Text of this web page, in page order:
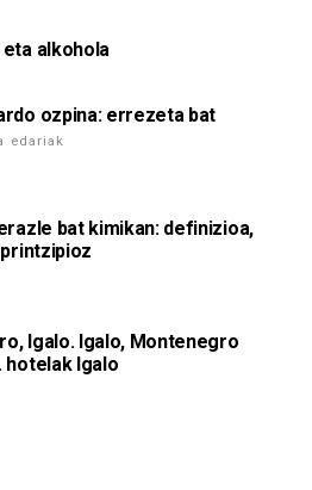
alkohola
ozpina: errezeta bat
edariak
bat kimikan: definizioa,
Igalo. Igalo, Montenegro
hotelak Igalo